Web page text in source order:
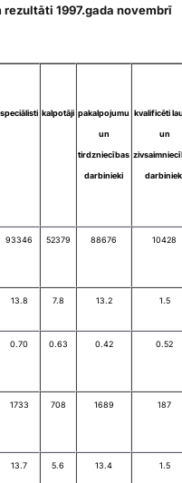
1997.gada novembrī
speciālisti kalpotāji pakalpojumu
un
tirdzniecības
darbinieki
kvalificēti
un
93346 52379 88676 10428
13.8 7.8 13.2 1.5
0.70 0.63 0.42 0.52
1733 708 1689 187
13.7 5.6 13.4 1.5